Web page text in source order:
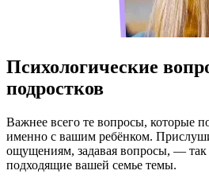
Психологические
подростков
Важнее всего те вопросы, которые
именно с вашим ребёнком.
ощущениям, задавая вопросы, —
подходящие вашей семье темы.